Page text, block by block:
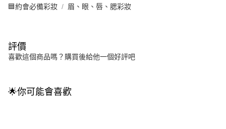
🟦約會必備彩妝 眉、眼、唇、腮彩妝
評價
喜歡這個商品嗎？購買後給他一個好評吧
🌟你可能會喜歡